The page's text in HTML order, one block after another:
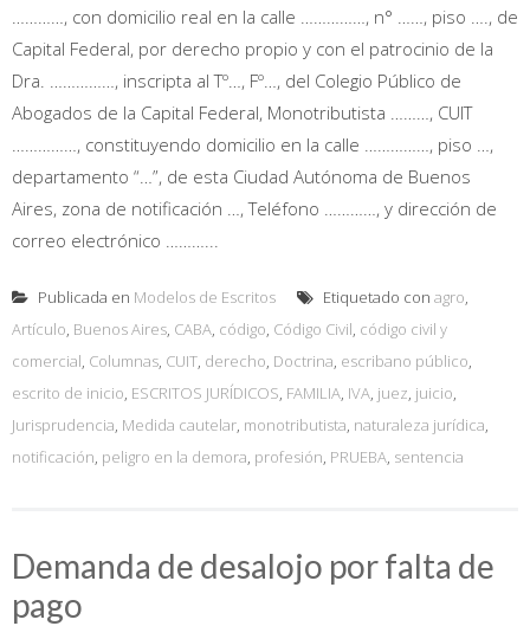
…………, con domicilio real en la calle ……………, n° ……, piso …., de
Capital Federal, por derecho propio y con el patrocinio de la
Dra. ……………, inscripta al Tº…, Fº…, del Colegio Público de
Abogados de la Capital Federal, Monotributista ………, CUIT
……………, constituyendo domicilio en la calle ……………, piso …,
departamento “…”, de esta Ciudad Autónoma de Buenos
Aires, zona de notificación …, Teléfono …………, y dirección de
correo electrónico ………...
Publicada en Modelos de Escritos Etiquetado con agro,
Artículo, Buenos Aires, CABA, código, Código Civil, código civil y
comercial, Columnas, CUIT, derecho, Doctrina, escribano público,
escrito de inicio, ESCRITOS JURÍDICOS, FAMILIA, IVA, juez, juicio,
Jurisprudencia, Medida cautelar, monotributista, naturaleza jurídica,
notificación, peligro en la demora, profesión, PRUEBA, sentencia
Demanda de desalojo por falta de
pago